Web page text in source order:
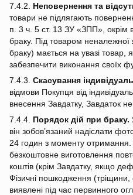
7.4.2. Неповернення та
товари не підлягають
п. 3 ч. 5 ст. 13 ЗУ «ЗПП», окрім
браку. Під товаром неналежної
браку) мається на увазі товар,
забезпечити виконання своїх
7.4.3. Скасування
відмови Покупця від
внесення Завдатку, Завдаток не
7.4.4. Порядок дій при браку.
він зобов’язаний надіслати
24 годин з моменту
безкоштовне виготовлення
коштів (крім Завдатку, якщо
Фізичні пошкодження
виявлені під час первинного